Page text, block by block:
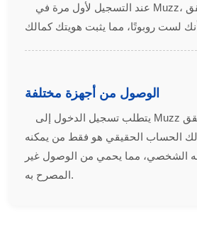
عند التسجيل لأول مرة في Muzz، ستُطلب منك التحقق
الوصول من أجهزة مختلفة
يتطلب تسجيل الدخول إلى Muzz من جهاز جديد التحقق
الحساب الحقيقي هو فقط من يمكنه
الشخصي، مما يحمي من الوصول غير
المصرح به.